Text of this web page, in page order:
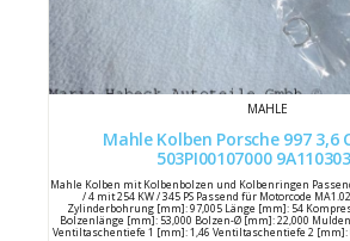
MAHLE
Mahle Kolben Porsche 997 3,6 Carrera 2/4
503PI00107000
Mahle Kolben mit Kolbenbolzen und Kolbenringen
/ 4 mit 254 KW / 345 PS Passend für Motorcode
Zylinderbohrung [mm]: 97,005 Länge [mm]: 54
Bolzenlänge [mm]: 53,000 Bolzen-Ø [mm]: 22,000
Ventiltaschentiefe 1 [mm]: 1,46 Ventiltaschentiefe 2